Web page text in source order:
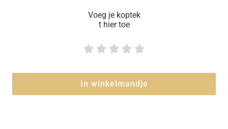
Voeg je koptek
t hier toe
    
In winkelmandje